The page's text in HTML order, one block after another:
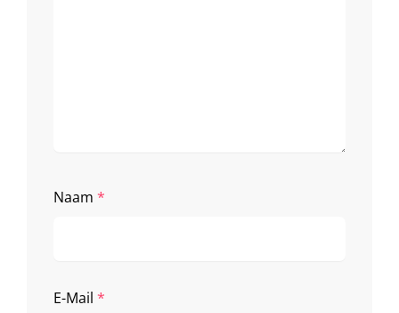
Naam *
E-Mail *